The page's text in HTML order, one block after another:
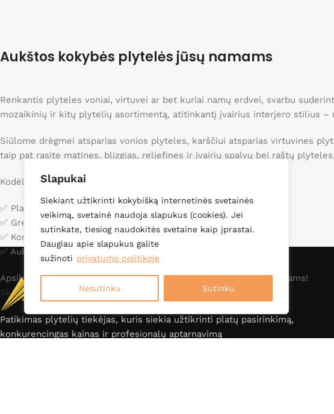
Slapukai
Siekiant užtikrinti kokybišką internetinės svetainės
veikimą, svetainė naudoja slapukus (cookies). Jei
sutinkate, tiesiog naudokitės svetaine kaip įprastai.
Daugiau apie slapukus galite
sužinoti privatumo politikoje
Nesutinku Sutinku
Aukštos kokybės plytelės jūsų namams
Renkantis plyteles voniai, virtuvei ar bet kuriai namų erdvei, svarbu
mozaikinių ir kitų plytelių asortimentą, atitinkantį įvairius interjero stilius –
Siūlome drėgmei atsparias vonios plyteles, karščiui atsparias virtuvines
taip pat rasite matines, blizgias, reljefines ir įvairių spalvų bei raštų
Kodėl verta rinktis mus?
✅ Platus pasirinkimas
✅ Greitas pristatymas
✅ Konkurencingos kainos
✅ Aukščiausia kokybė
Apsilankykite mūsų kataloge ir raskite idealias plyteles savo namams!
Skaityti daugiau
Patikimas plytelių tiekėjas, kuris siekia užtikrinti platų pasirinkimą,
konkurencingas kainas ir profesionalų aptarnavimą